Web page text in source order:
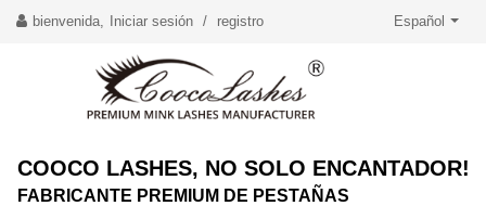
bienvenida, Iniciar sesión / registro Español
COOCO LASHES, NO SOLO ENCANTADOR!
FABRICANTE PREMIUM DE PESTAÑAS